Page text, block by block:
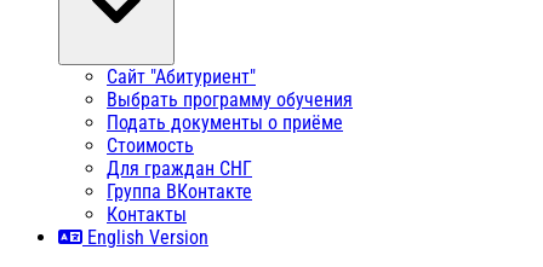
Сайт "Абитуриент"
Выбрать программу обучения
Подать документы о приёме
Стоимость
Для граждан СНГ
Группа ВКонтакте
Контакты
English Version